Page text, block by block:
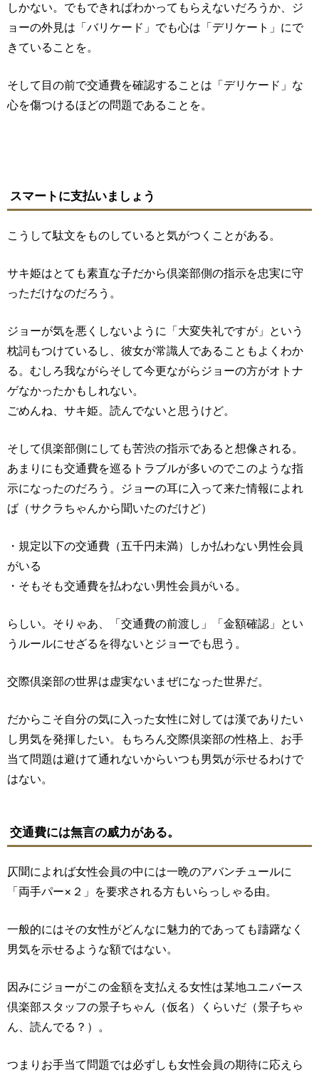
しかない。でもできればわかってもらえないだろうか、ジ
ョーの外見は「バリケード」でも心は「デリケート」にで
きていることを。
そして目の前で交通費を確認することは「デリケード」な
心を傷つけるほどの問題であることを。
スマートに支払いましょう
こうして駄文をものしていると気がつくことがある。
サキ姫はとても素直な子だから倶楽部側の指示を忠実に守
っただけなのだろう。
ジョーが気を悪くしないように「大変失礼ですが」という
枕詞もつけているし、彼女が常識人であることもよくわか
る。むしろ我ながらそして今更ながらジョーの方がオトナ
ゲなかったかもしれない。
ごめんね、サキ姫。読んでないと思うけど。
そして倶楽部側にしても苦渋の指示であると想像される。
あまりにも交通費を巡るトラブルが多いのでこのような指
示になったのだろう。ジョーの耳に入って来た情報によれ
ば（サクラちゃんから聞いたのだけど）
・規定以下の交通費（五千円未満）しか払わない男性会員
がいる
・そもそも交通費を払わない男性会員がいる。
らしい。そりゃあ、「交通費の前渡し」「金額確認」とい
うルールにせざるを得ないとジョーでも思う。
交際倶楽部の世界は虚実ないまぜになった世界だ。
だからこそ自分の気に入った女性に対しては漢でありたい
し男気を発揮したい。もちろん交際倶楽部の性格上、お手
当て問題は避けて通れないからいつも男気が示せるわけで
はない。
交通費には無言の威力がある。
仄聞によれば女性会員の中には一晩のアバンチュールに
「両手パー×２」を要求される方もいらっしゃる由。
一般的にはその女性がどんなに魅力的であっても躊躇なく
男気を示せるような額ではない。
因みにジョーがこの金額を支払える女性は某地ユニバース
倶楽部スタッフの景子ちゃん（仮名）くらいだ（景子ちゃ
ん、読んでる？）。
つまりお手当て問題では必ずしも女性会員の期待に応えら